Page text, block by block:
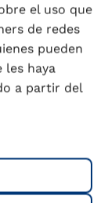
el uso que
de redes
pueden
les haya
a partir del